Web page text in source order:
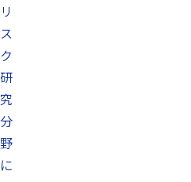
リ
ス
ク
研
究
分
野
に